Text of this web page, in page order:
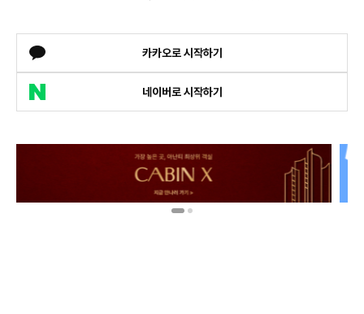
카카오로 시작하기
네이버로 시작하기